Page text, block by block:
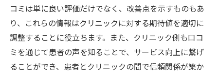
コミは単に良い評価だけでなく、改善点を示すものもあ
り、これらの情報はクリニックに対する期待値を適切に
調整することに役立ちます。また、クリニック側も口コ
ミを通じて患者の声を知ることで、サービス向上に繋げ
ることができ、患者とクリニックの間で信頼関係が築か